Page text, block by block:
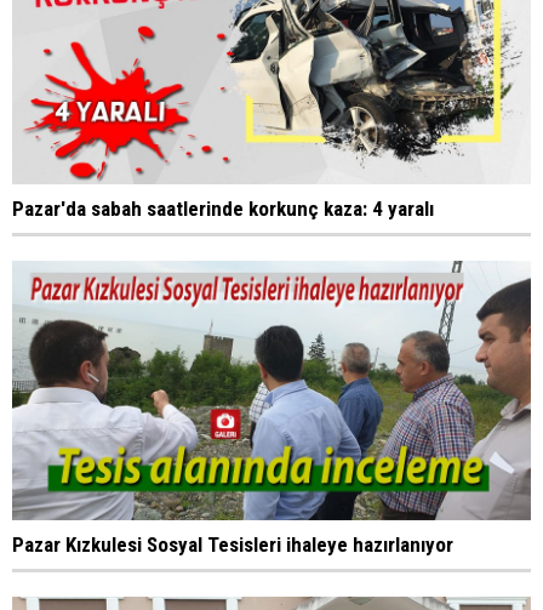
Pazar'da sabah saatlerinde korkunç kaza: 4 yaralı
Pazar Kızkulesi Sosyal Tesisleri ihaleye hazırlanıyor